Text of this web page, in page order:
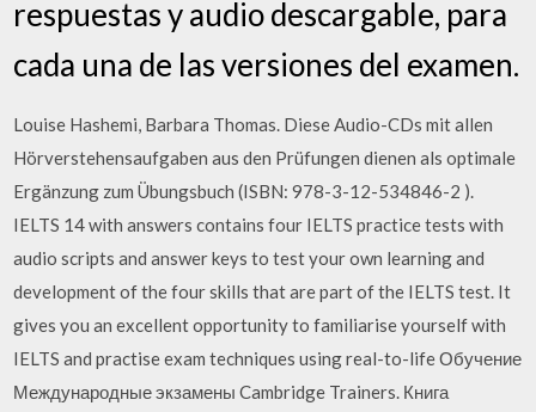
respuestas y audio descargable, para
cada una de las versiones del examen.
Louise Hashemi, Barbara Thomas. Diese Audio-CDs mit allen
Hörverstehensaufgaben aus den Prüfungen dienen als optimale
Ergänzung zum Übungsbuch (ISBN: 978-3-12-534846-2 ).
IELTS 14 with answers contains four IELTS practice tests with
audio scripts and answer keys to test your own learning and
development of the four skills that are part of the IELTS test. It
gives you an excellent opportunity to familiarise yourself with
IELTS and practise exam techniques using real-to-life Обучение
Международные экзамены Cambridge Trainers. Книга